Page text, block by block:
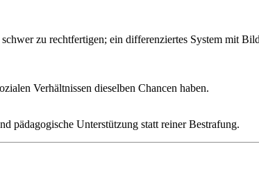
zu rechtfertigen; ein differenziertes System mit
Verhältnissen dieselben Chancen haben.
pädagogische Unterstützung statt reiner Bestrafung.